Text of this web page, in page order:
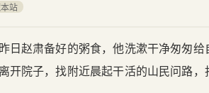
站
日赵肃备好的粥食，他洗漱干净匆匆给
开院子，找附近晨起干活的山民问路，